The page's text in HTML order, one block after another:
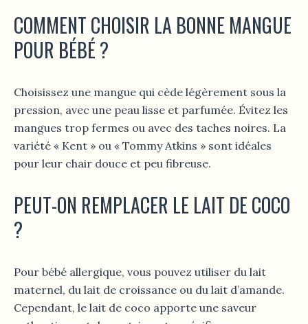
COMMENT CHOISIR LA BONNE MANGUE
POUR BÉBÉ ?
Choisissez une mangue qui cède légèrement sous la
pression, avec une peau lisse et parfumée. Évitez les
mangues trop fermes ou avec des taches noires. La
variété « Kent » ou « Tommy Atkins » sont idéales
pour leur chair douce et peu fibreuse.
PEUT-ON REMPLACER LE LAIT DE COCO
?
Pour bébé allergique, vous pouvez utiliser du lait
maternel, du lait de croissance ou du lait d’amande.
Cependant, le lait de coco apporte une saveur